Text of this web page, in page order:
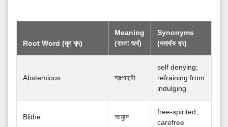
Root Word (মূল শব্দ)
Meaning
(বাংলা অর্থ)
Synonyms
(সমার্থক শব্দ)
Abstemious স্বল্পাহারী
self denying;
refraining from
indulging
Blithe আমুদে
free-spirited;
carefree